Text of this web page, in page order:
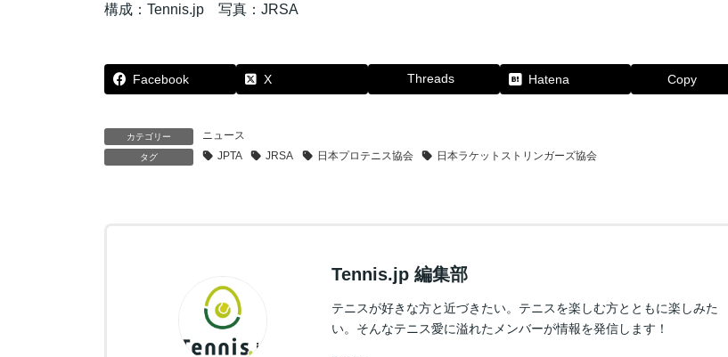
構成：Tennis.jp 写真：JRSA
Facebook X Threads Hatena Copy
カテゴリー ニュース
タグ JPTA JRSA 日本プロテニス協会 日本ラケットストリンガーズ協会
Tennis.jp 編集部
テニスが好きな方と近づきたい。テニスを楽しむ方とともに楽しみた
い。そんなテニス愛に溢れたメンバーが情報を発信します！